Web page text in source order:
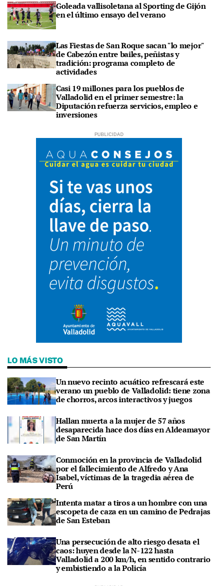
Goleada vallisoletana al Sporting de Gijón
en el último ensayo del verano
Las Fiestas de San Roque sacan "lo mejor"
de Cabezón entre bailes, peñistas y
tradición: programa completo de
actividades
Casi 19 millones para los pueblos de
Valladolid en el primer semestre: la
Diputación refuerza servicios, empleo e
inversiones
LO MÁS VISTO
Un nuevo recinto acuático refrescará este
verano un pueblo de Valladolid: tiene zona
de chorros, arcos interactivos y juegos
Hallan muerta a la mujer de 57 años
desaparecida hace dos días en Aldeamayor
de San Martín
Conmoción en la provincia de Valladolid
por el fallecimiento de Alfredo y Ana
Isabel, víctimas de la tragedia aérea de
Perú
Intenta matar a tiros a un hombre con una
escopeta de caza en un camino de Pedrajas
de San Esteban
Una persecución de alto riesgo desata el
caos: huyen desde la N-122 hasta
Valladolid a 200 km/h, en sentido contrario
y embistiendo a la Policía